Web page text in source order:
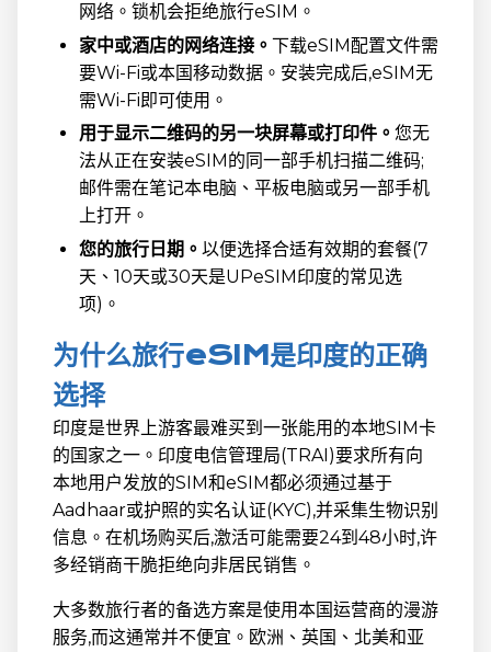
网络。锁机会拒绝旅行eSIM。
家中或酒店的网络连接。 下载eSIM配置文件需
要Wi-Fi或本国移动数据。安装完成后,eSIM无
需Wi-Fi即可使用。
用于显示二维码的另一块屏幕或打印件。 您无
法从正在安装eSIM的同一部手机扫描二维码;
邮件需在笔记本电脑、平板电脑或另一部手机
上打开。
您的旅行日期。 以便选择合适有效期的套餐(7
天、10天或30天是UPeSIM印度的常见选
项)。
为什么旅行eSIM是印度的正确
选择
印度是世界上游客最难买到一张能用的本地SIM卡
的国家之一。印度电信管理局(TRAI)要求所有向
本地用户发放的SIM和eSIM都必须通过基于
Aadhaar或护照的实名认证(KYC),并采集生物识别
信息。在机场购买后,激活可能需要24到48小时,许
多经销商干脆拒绝向非居民销售。
大多数旅行者的备选方案是使用本国运营商的漫游
服务,而这通常并不便宜。欧洲、英国、北美和亚